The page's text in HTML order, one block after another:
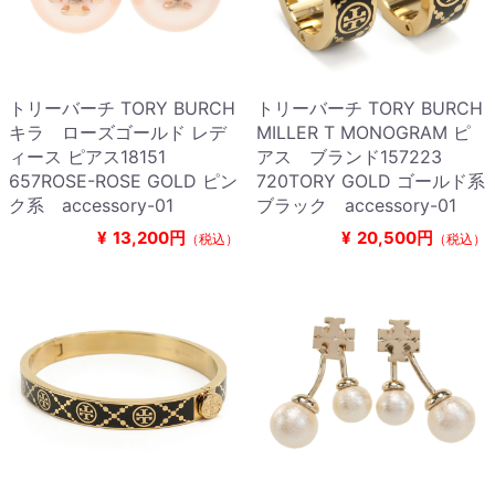
トリーバーチ TORY BURCH
キラ ローズゴールド レデ
ィース ピアス18151
657ROSE-ROSE GOLD ピン
ク系 accessory-01
¥ 13,200円 （税込）
トリーバーチ TORY BURCH
MILLER T MONOGRAM ピ
アス ブランド157223
720TORY GOLD ゴールド系
ブラック accessory-01
¥ 20,500円 （税込）